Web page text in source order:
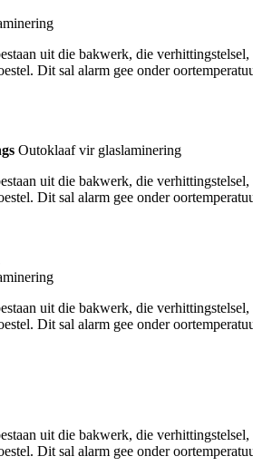
​​uit die bakwerk, die
Dit sal alarm gee onder
Outoklaaf vir glaslaminering
​​uit die bakwerk, die
Dit sal alarm gee onder
​​uit die bakwerk, die
Dit sal alarm gee onder
​​uit die bakwerk, die
Dit sal alarm gee onder